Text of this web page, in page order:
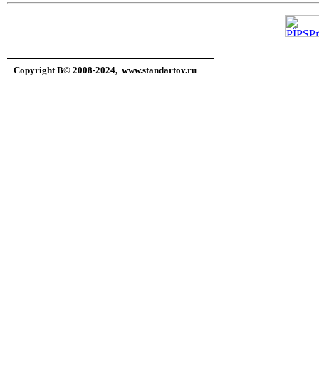
Copyright В© 2008-2024, www.standartov.ru